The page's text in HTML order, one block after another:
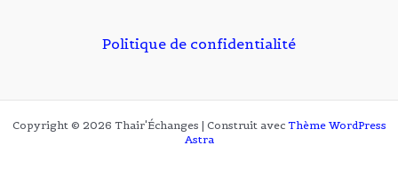
Politique de confidentialité
Copyright © 2026 Thair'Échanges | Construit avec Thème WordPress
Astra